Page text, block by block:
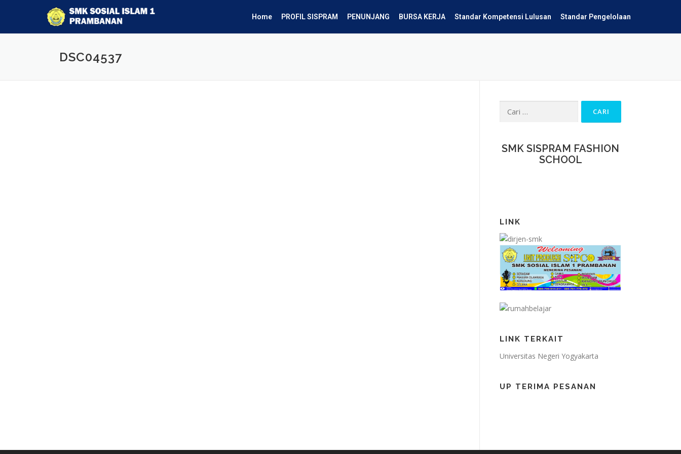
Home PROFIL SISPRAM PENUNJANG BURSA KERJA Standar Kompetensi Lulusan Standar Pengelolaan
DSC04537
SMK SISPRAM FASHION
SCHOOL
LINK
LINK TERKAIT
Universitas Negeri Yogyakarta
UP TERIMA PESANAN